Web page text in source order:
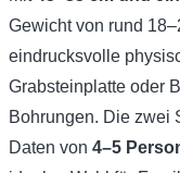
Gewicht von rund
eindrucksvolle
Grabsteinplatte oder
Bohrungen. Die zwei
Daten von 4–5